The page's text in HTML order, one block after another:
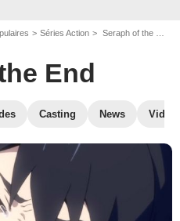
Séries Action Seraph of the End
End
Casting News